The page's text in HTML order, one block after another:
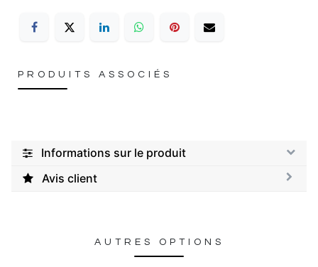
PRODUITS ASSOCIÉS
Informations sur le produit
Avis client
AUTRES OPTIONS